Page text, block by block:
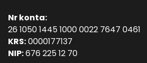
Nr konta:
26 1050 1445 1000 0022 7647 0461
KRS:0000177137
NIP:676 225 12 70